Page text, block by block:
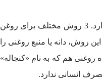
شرکت امین تجارت برساد درزمینه فروش مواد اولیه از جمله روغن خوراکی فله فعالیت دارد. 3 روش مختلف برای روغن
دانه یا منبع روغنی را
روغنی هم که به نام «کنجاله»
انسانی ندارد.